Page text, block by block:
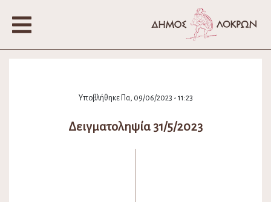
Υποβλήθηκε Πα, 09/06/2023 - 11:23
Δειγματοληψία 31/5/2023